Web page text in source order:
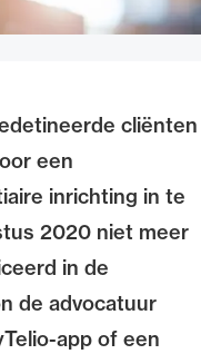
cliënten
een
inrichting in te
2020 niet meer
in de
de advocatuur
app of een
op
op de